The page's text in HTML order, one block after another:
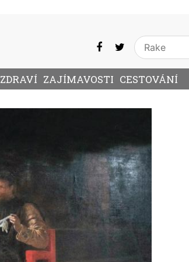
ZDRAVÍ ZAJÍMAVOSTI CESTOVÁNÍ